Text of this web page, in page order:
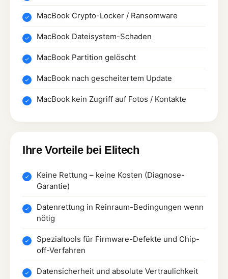
MacBook Crypto-Locker / Ransomware
MacBook Dateisystem-Schaden
MacBook Partition gelöscht
MacBook nach gescheitertem Update
MacBook kein Zugriff auf Fotos / Kontakte
Ihre Vorteile bei Elitech
Keine Rettung – keine Kosten (Diagnose-
Garantie)
Datenrettung in Reinraum-Bedingungen wenn
nötig
Spezialtools für Firmware-Defekte und Chip-
off-Verfahren
Datensicherheit und absolute Vertraulichkeit